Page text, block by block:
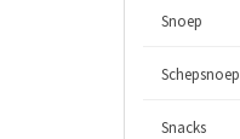
Snoep
Schepsnoep
Snacks